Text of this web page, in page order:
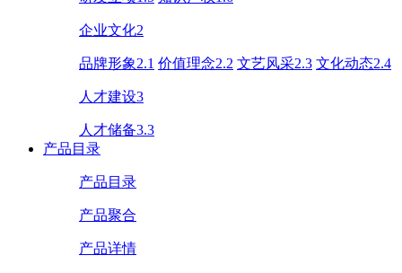
企业文化2
品牌形象2.1 价值理念2.2 文艺风采2.3 文化动态2.4
人才建设3
人才储备3.3
产品目录
产品目录
产品聚合
产品详情